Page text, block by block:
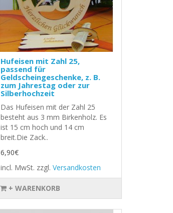
Hufeisen mit Zahl 25,
passend für
Geldscheingeschenke, z. B.
zum Jahrestag oder zur
Silberhochzeit
Das Hufeisen mit der Zahl 25
besteht aus 3 mm Birkenholz. Es
ist 15 cm hoch und 14 cm
breit.Die Zack..
6,90€
incl. MwSt. zzgl.Versandkosten
+ WARENKORB